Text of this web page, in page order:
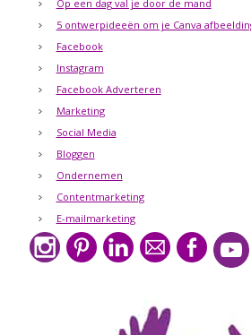
Op een dag val je door de mand
5 ontwerpideeën om je Canva
Facebook
Instagram
Facebook Adverteren
Marketing
Social Media
Bloggen
Ondernemen
Contentmarketing
E-mailmarketing